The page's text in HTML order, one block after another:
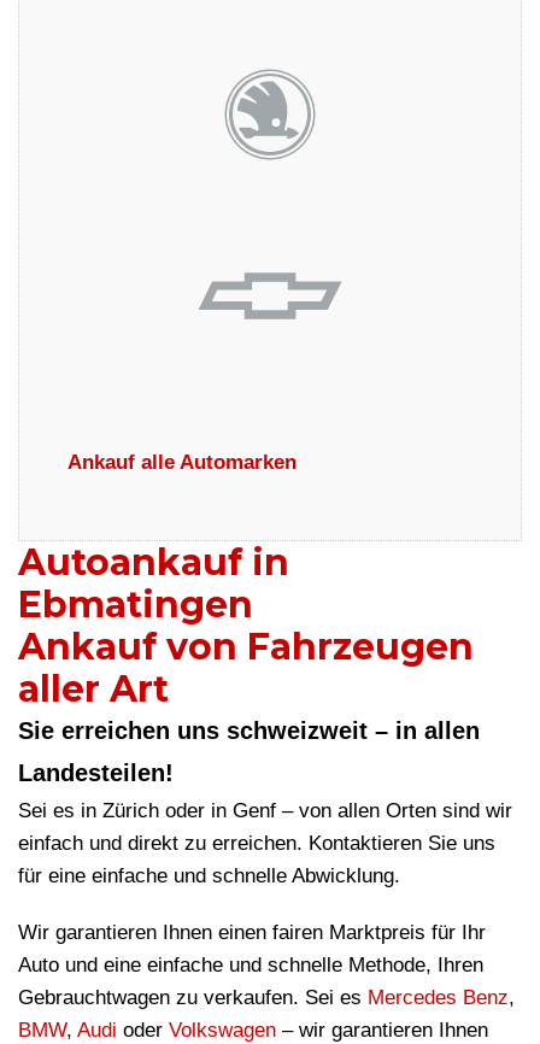
Ankauf alle Automarken
Autoankauf in
Ebmatingen
Ankauf von Fahrzeugen
aller Art
Sie erreichen uns schweizweit – in allen
Landesteilen!
Sei es in Zürich oder in Genf – von allen Orten sind wir
einfach und direkt zu erreichen. Kontaktieren Sie uns
für eine einfache und schnelle Abwicklung.
Wir garantieren Ihnen einen fairen Marktpreis für Ihr
Auto und eine einfache und schnelle Methode, Ihren
Gebrauchtwagen zu verkaufen. Sei es Mercedes Benz,
BMW, Audi oder Volkswagen – wir garantieren Ihnen